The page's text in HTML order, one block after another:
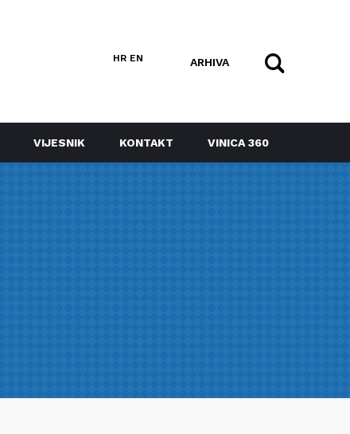
HR EN ARHIVA
VIJESNIK KONTAKT VINICA 360